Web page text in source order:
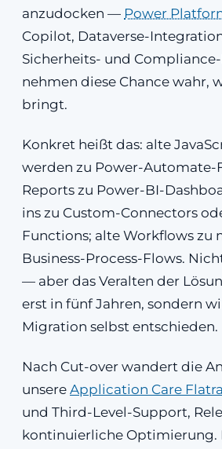
anzudocken — Power
Copilot, Dataverse-
Sicherheits- und
nehmen diese Chance wahr,
bringt.
Konkret heißt das: alte
werden zu Power-Automate-
Reports zu Power-BI-
ins zu Custom-Connectors
Functions; alte Workflows zu
Business-Process-Flows.
— aber das Veralten der
erst in fünf Jahren, sondern
Migration selbst entschieden.
Nach Cut-over wandert die
unsere Application Care
und Third-Level-Support,
kontinuierliche Optimierung.